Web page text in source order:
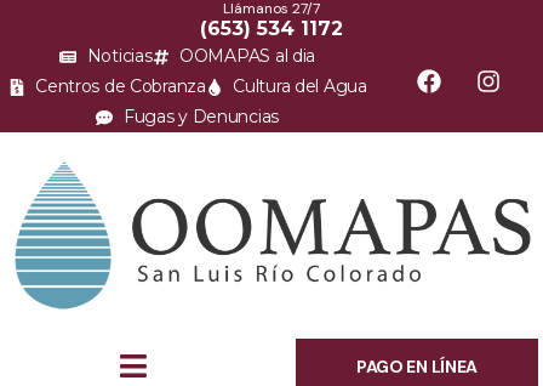
Llámanos 27/7
(653) 534 1172
Noticias
OOMAPAS al dia
Centros de Cobranza
Cultura del Agua
Fugas y Denuncias
PAGO EN LÍNEA